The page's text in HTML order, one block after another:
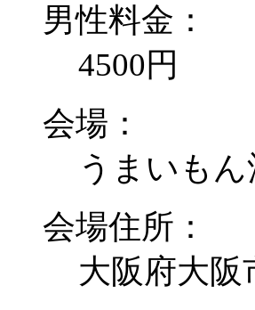
男性料金：
4500円
会場：
うまいも
会場住所：
大阪府大阪